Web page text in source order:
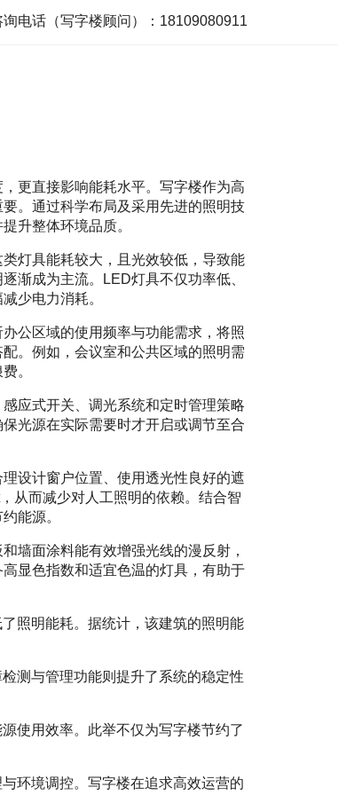
询电话（写字楼顾问）：18109080911
更直接影响能耗水平。写字楼作为高
。通过科学布局及采用先进的照明技
升整体环境品质。
灯具能耗较大，且光效较低，导致能
渐成为主流。LED灯具不仅功率低、
少电力消耗。
公区域的使用频率与功能需求，将照
。例如，会议室和公共区域的照明需
。
应式开关、调光系统和定时管理策略
光源在实际需要时才开启或调节至合
设计窗户位置、使用透光性良好的遮
从而减少对人工照明的依赖。结合智
能源。
墙面涂料能有效增强光线的漫反射，
显色指数和适宜色温的灯具，有助于
照明能耗。据统计，该建筑的照明能
测与管理功能则提升了系统的稳定性
使用效率。此举不仅为写字楼节约了
环境调控。写字楼在追求高效运营的